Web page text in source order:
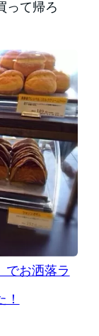
って帰ろ
でお洒落ラ